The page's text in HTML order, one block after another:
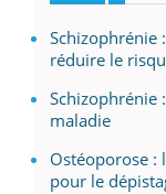
réduire le
Schizophrénie
maladie
Ostéoporose :
pour le